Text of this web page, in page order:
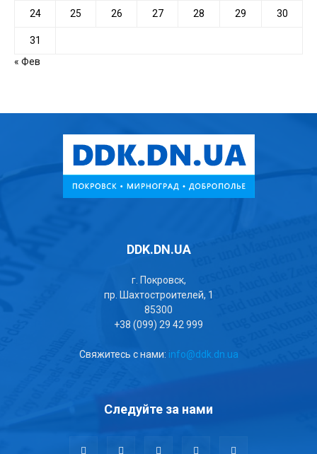
24 25 26 27 28 29 30
31
« Фев
DDK.DN.UA
г. Покровск,
пр. Шахтостроителей, 1
85300
+38 (099) 29 42 999
Свяжитесь с нами: info@ddk.dn.ua
Следуйте за нами